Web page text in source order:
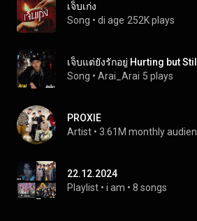
เจ็บเก่ง
Song • di age 252K plays
เจ็บแต่ยังรักอยู่ Hurting but
Song • Arai_Arai 5 plays
PROXIE
Artist • 3.61M monthly
22.12.2024
Playlist • i am • 8 songs